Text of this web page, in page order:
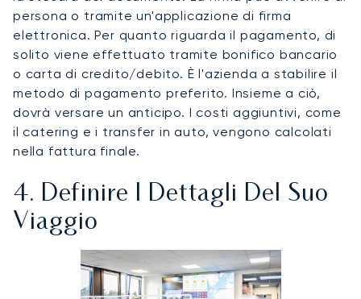
persona o tramite un'applicazione di firma
elettronica. Per quanto riguarda il pagamento, di
solito viene effettuato tramite bonifico bancario
o carta di credito/debito. È l'azienda a stabilire il
metodo di pagamento preferito. Insieme a ciò,
dovrà versare un anticipo. I costi aggiuntivi, come
il catering e i transfer in auto, vengono calcolati
nella fattura finale.
4. Definire I Dettagli Del Suo
Viaggio